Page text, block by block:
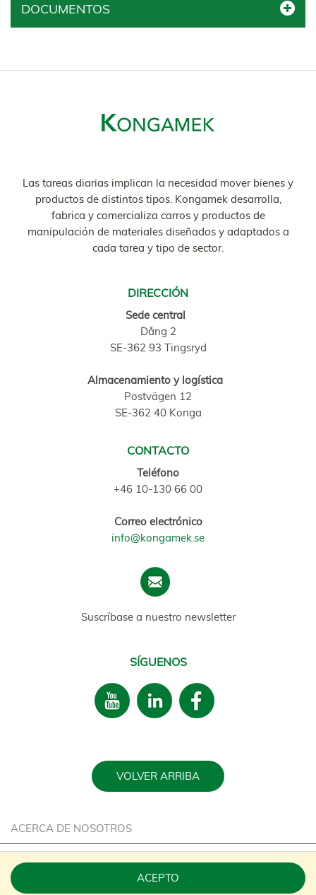
ACEPTO
DOCUMENTOS
Las tareas diarias implican la necesidad mover bienes y
productos de distintos tipos. Kongamek desarrolla,
fabrica y comercializa carros y productos de
manipulación de materiales diseñados y adaptados a
cada tarea y tipo de sector.
DIRECCIÓN
Sede central
Dång 2
SE-362 93 Tingsryd
Almacenamiento y logística
Postvägen 12
SE-362 40 Konga
CONTACTO
Teléfono
+46 10-130 66 00
Correo electrónico
info@kongamek.se
Suscríbase a nuestro newsletter
SÍGUENOS
VOLVER ARRIBA
ACERCA DE NOSOTROS
CARRERA
SOSTENIBILIDAD